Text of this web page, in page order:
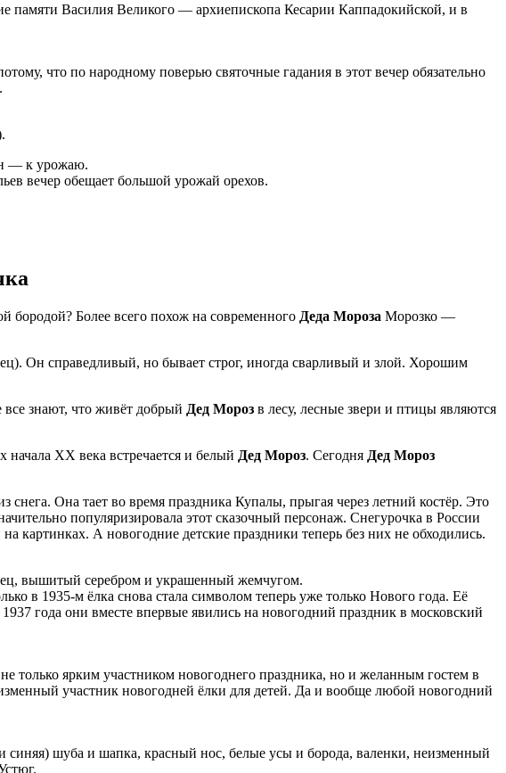
памяти Василия Великого — архиепископа Кесарии Каппадокийской, и в
что по народному поверью святочные гадания в этот вечер обязательно
— к урожаю.
вечер обещает большой урожай орехов.
бородой? Более всего похож на современного Деда Мороза Морозко —
Он справедливый, но бывает строг, иногда сварливый и злой. Хорошим
знают, что живёт добрый Дед Мороз в лесу, лесные звери и птицы являются
XX века встречается и белый Дед Мороз. Сегодня Дед Мороз
снега. Она тает во время праздника Купалы, прыгая через летний костёр. Это
популяризировала этот сказочный персонаж. Снегурочка в России
картинках. А новогодние детские праздники теперь без них не обходились.
вышитый серебром и украшенный жемчугом.
в 1935-м ёлка снова стала символом теперь уже только Нового года. Её
года они вместе впервые явились на новогодний праздник в московский
только ярким участником новогоднего праздника, но и желанным гостем в
участник новогодней ёлки для детей. Да и вообще любой новогодний
синяя) шуба и шапка, красный нос, белые усы и борода, валенки, неизменный